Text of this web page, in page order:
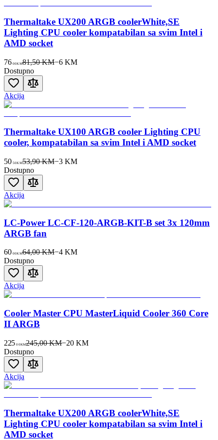
Thermaltake UX200 ARGB coolerWhite,SE
Lighting CPU cooler kompatabilan sa svim Intel i
AMD socket
76 00KM81,50 KM−6KM
Dostupno
Akcija
Thermaltake UX100 ARGB cooler Lighting CPU
cooler, kompatabilan sa svim Intel i AMD socket
50 50KM53,90 KM−3KM
Dostupno
Akcija
LC-Power LC-CF-120-ARGB-KIT-B set 3x 120mm
ARGB fan
60 00KM64,00 KM−4KM
Dostupno
Akcija
Cooler Master CPU MasterLiquid Cooler 360 Core
II ARGB
225 00KM245,00 KM−20 KM
Dostupno
Akcija
Thermaltake UX200 ARGB coolerWhite,SE
Lighting CPU cooler kompatabilan sa svim Intel i
AMD socket